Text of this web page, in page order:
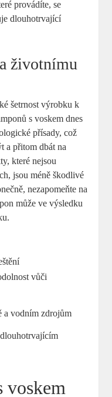
provádíte, se
dlouhotrvající
životnímu
šetrnost výrobku k
s voskem dnes
přísady, což
a přitom dbát na
které nejsou
jsou méně škodlivé
nezapomeňte na
může ve výsledku
vůči
a vodním zdrojům
voskem